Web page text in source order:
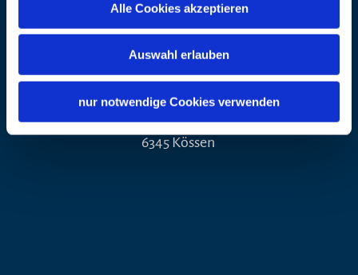
Alle Cookies akzeptieren
Auswahl erlauben
nur notwendige Cookies verwenden
Veranstalter
Adresse
Tourismusverband
Kaiserwinkl
Postweg 6
6345 Kössen